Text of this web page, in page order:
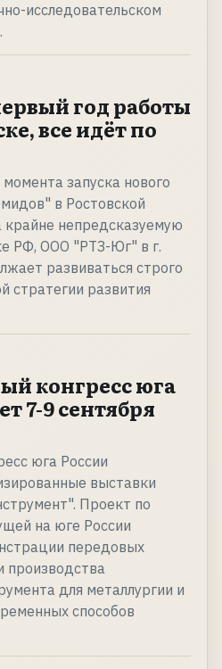
исследовательском
год работы
все идёт по
запуска нового
в Ростовской
крайне непредсказуемую
РФ, ООО "РТЗ-Юг" в г.
развиваться строго
стратегии развития
конгресс юга
7-9 сентября
юга России
выставки
Проект по
на юге России
передовых
производства
для металлургии и
способов